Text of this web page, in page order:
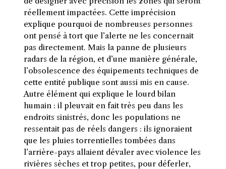
réellement impactées. Cette imprécision
explique pourquoi de nombreuses personnes
ont pensé à tort que l’alerte ne les concernait
pas directement. Mais la panne de plusieurs
radars de la région, et d’une manière générale,
l’obsolescence des équipements techniques de
cette entité publique sont aussi mis en cause.
Autre élément qui explique le lourd bilan
humain : il pleuvait en fait très peu dans les
endroits sinistrés, donc les populations ne
ressentait pas de réels dangers : ils ignoraient
que les pluies torrentielles tombées dans
l’arrière-pays allaient dévaler avec violence les
rivières sèches et trop petites, pour déferler,